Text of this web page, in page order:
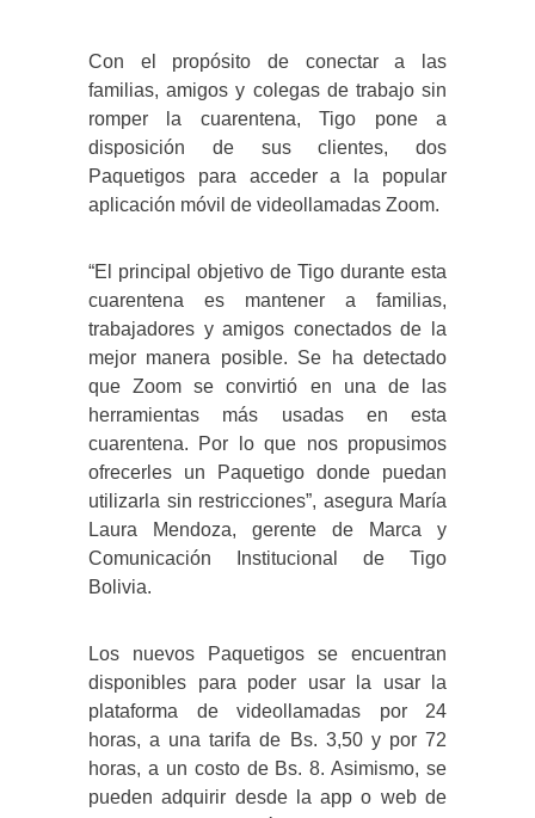
Con el propósito de conectar a las
familias, amigos y colegas de trabajo sin
romper la cuarentena, Tigo pone a
disposición de sus clientes, dos
Paquetigos para acceder a la popular
aplicación móvil de videollamadas Zoom.
“El principal objetivo de Tigo durante esta
cuarentena es mantener a familias,
trabajadores y amigos conectados de la
mejor manera posible. Se ha detectado
que Zoom se convirtió en una de las
herramientas más usadas en esta
cuarentena. Por lo que nos propusimos
ofrecerles un Paquetigo donde puedan
utilizarla sin restricciones”, asegura María
Laura Mendoza, gerente de Marca y
Comunicación Institucional de Tigo
Bolivia.
Los nuevos Paquetigos se encuentran
disponibles para poder usar la usar la
plataforma de videollamadas por 24
horas, a una tarifa de Bs. 3,50 y por 72
horas, a un costo de Bs. 8. Asimismo, se
pueden adquirir desde la app o web de